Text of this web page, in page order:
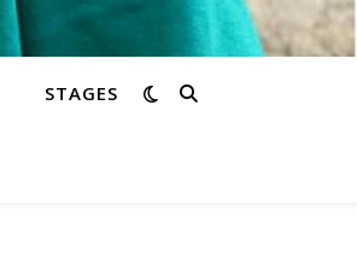
STAGES